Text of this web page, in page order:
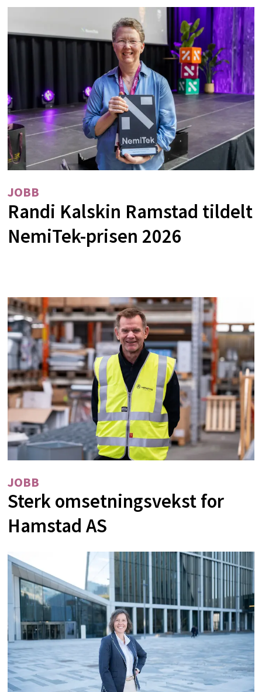
JOBB
Randi Kalskin Ramstad tildelt
NemiTek-prisen 2026
JOBB
Sterk omsetningsvekst for
Hamstad AS